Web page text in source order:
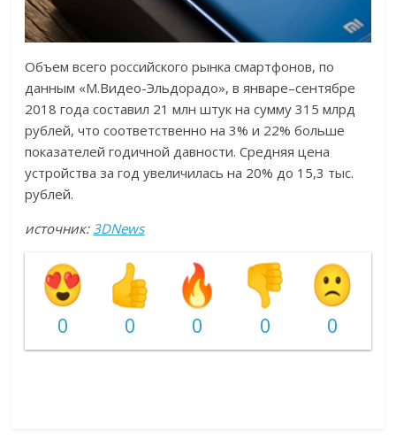
Объем всего российского рынка смартфонов, по
данным «М.Видео-Эльдорадо», в январе–сентябре
2018 года составил 21 млн штук на сумму 315 млрд
рублей, что соответственно на 3% и 22% больше
показателей годичной давности. Средняя цена
устройства за год увеличилась на 20% до 15,3 тыс.
рублей.
источник: 3DNews
0 0 0 0 0